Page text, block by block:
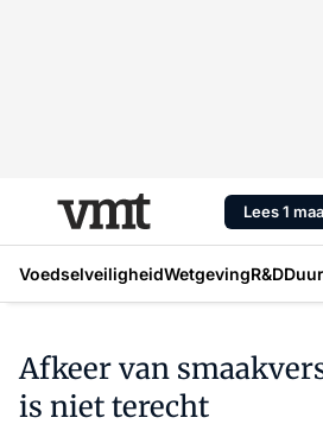
Lees 1
VoedselveiligheidWetgevingR&D
Afkeer van
is niet terecht